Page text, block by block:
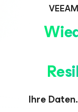
Ihre